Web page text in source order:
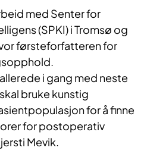
med Senter for
(SPKI) i Tromsø og
førsteforfatteren for
i gang med neste
bruke kunstig
for å finne
for postoperativ
Mevik.